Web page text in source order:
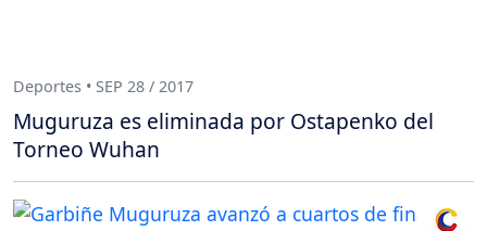
Deportes • SEP 28 / 2017
Muguruza es eliminada por Ostapenko del
Torneo Wuhan